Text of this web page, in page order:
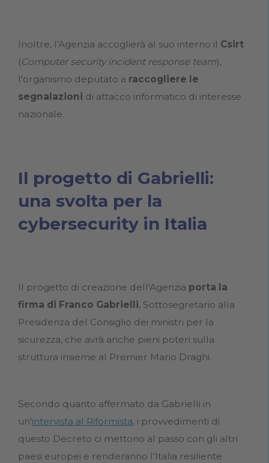
Inoltre, l'Agenzia accoglierà al suo interno il Csirt
(Computer security incident response team),
l'organismo deputato a raccogliere le
segnalazioni di attacco informatico di interesse
nazionale.
Il progetto di Gabrielli:
una svolta per la
cybersecurity in Italia
Il progetto di creazione dell'Agenzia porta la
firma di Franco Gabrielli, Sottosegretario alla
Presidenza del Consiglio dei ministri per la
sicurezza, che avrà anche pieni poteri sulla
struttura insieme al Premier Mario Draghi.
Secondo quanto affermato da Gabrielli in
un'intervista al Riformista, i provvedimenti di
questo Decreto ci mettono al passo con gli altri
paesi europei e renderanno l'Italia resiliente